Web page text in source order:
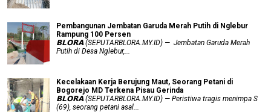
Pembangunan Jembatan Garuda Merah Putih di Nglebur
Rampung 100 Persen
𝗕𝗟𝗢𝗥𝗔 (SEPUTARBLORA.MY.ID) — Jembatan Garuda Merah
Putih di Desa Nglebur,...
Kecelakaan Kerja Berujung Maut, Seorang Petani di
Bogorejo MD Terkena Pisau Gerinda
𝗕𝗟𝗢𝗥𝗔 (SEPUTARBLORA.MY.ID) — Peristiwa tragis menimpa S
(69), seorang petani asal...